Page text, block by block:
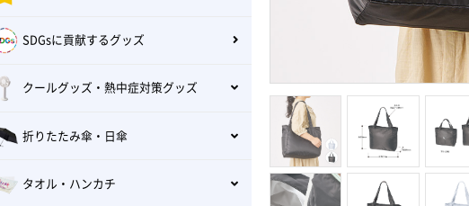
SDGsに貢献するグッズ
クールグッズ・熱中症対策グッズ
折りたたみ傘・日傘
タオル・ハンカチ